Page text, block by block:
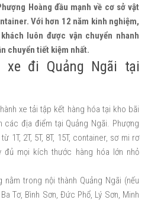
Hoàng đầu mạnh về cơ sở vật
Với hơn 12 năm kinh nghiệm,
luôn được vận chuyển nhanh
chuyển tiết kiệm nhất.
xe đi Quảng Ngãi tại
xe tải tập kết hàng hóa tại kho bãi
địa điểm tại Quảng Ngãi. Phượng
1T, 2T, 5T, 8T, 15T, container, sơ mi rơ
mọi kích thước hàng hóa lớn nhỏ
nằm trong nội thành Quảng Ngãi (nếu
Tơ, Bình Sơn, Đức Phổ, Lý Sơn, Minh